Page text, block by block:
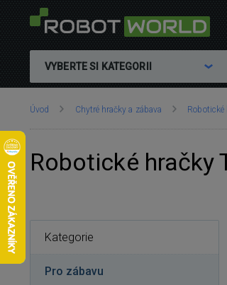
VYBERTE SI KATEGORII
Nacházíte
Úvod Chytré hračky a zábava Robotické
Robotické hračky
Kategorie
Pro zábavu